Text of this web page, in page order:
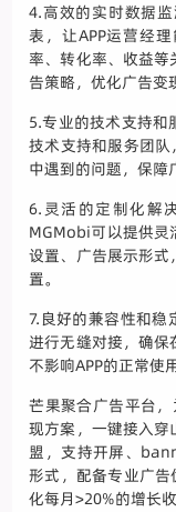
4.高效的实时数据
表，让APP运营经
率、转化率、收益
告策略，优化广告变
5.专业的技术支持
技术支持和服务团
中遇到的问题，保障
6.灵活的定制化解
MGMobi可以提供灵
设置、广告展示形
置。
7.良好的兼容性和稳
进行无缝对接，确保
不影响APP的正常使
芒果聚合广告平台
现方案，一键接入
盟，支持开屏、
形式，配备专业广
化每月>20%的增长收